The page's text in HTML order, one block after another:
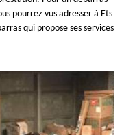
pourrez vus adresser à Ets
qui propose ses services